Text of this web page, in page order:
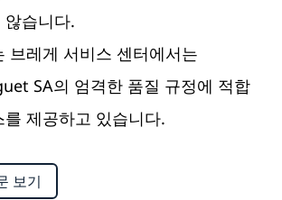
않습니다.
브레게 서비스 센터에서는
SA의 엄격한 품질 규정에 적합
제공하고 있습니다.
보기